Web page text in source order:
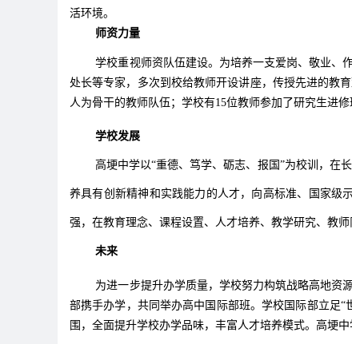
活环境。
师资力量
学校重视师资队伍建设。为培养一支爱岗、敬业、作
处长等专家，多次到校给教师开设讲座，传授先进的教
人为骨干的教师队伍；学校有15位教师参加了研究生进
学校发展
高埂中学以“重德、笃学、砺志、报国”为校训，在长
养具有创新精神和实践能力的人才，向高标准、国家级
强，在教育理念、课程设置、人才培养、教学研究、教
未来
为进一步提升办学质量，学校努力构筑战略高地资源
部携手办学，共同举办高中国际部班。学校国际部立足
围，全面提升学校办学品味，丰富人才培养模式。高埂